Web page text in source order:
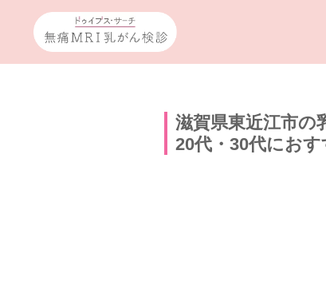
滋賀県東近江市の
20代・30代にお